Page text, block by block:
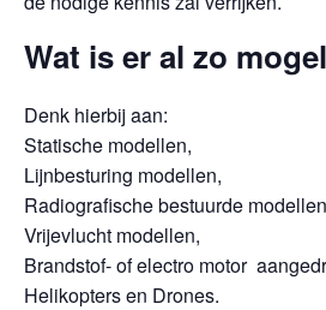
Wat is er al zo
Denk hierbij aan:
Statische modellen,
Lijnbesturing modellen,
Radiografische bestuurde
Vrijevlucht modellen,
Brandstof- of electro motor
Helikopters en Drones.